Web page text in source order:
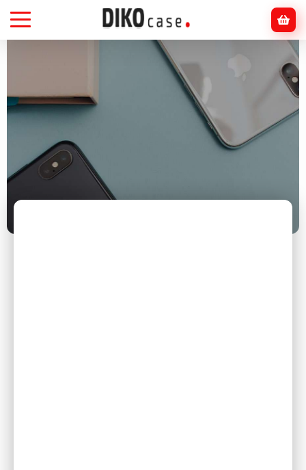
Головна Смартфони
Android чи iPhone: що краще у 2026 році та
який смартфон обрати?